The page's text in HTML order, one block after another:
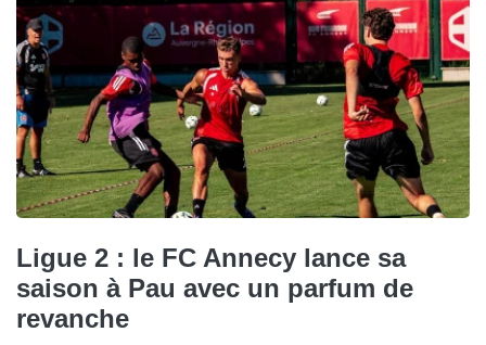
Ligue 2 : le FC Annecy lance sa
saison à Pau avec un parfum de
revanche